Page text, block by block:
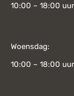
10:00 – 18:00 uur
Woensdag:
10:00 – 18:00 uur